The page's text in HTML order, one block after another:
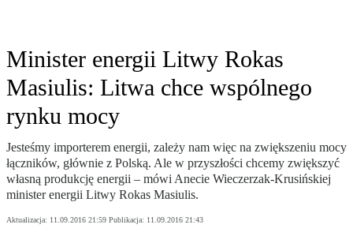
Minister energii Litwy Rokas
Masiulis: Litwa chce wspólnego
rynku mocy
Jesteśmy importerem energii, zależy nam więc na zwiększeniu mocy
łączników, głównie z Polską. Ale w przyszłości chcemy zwiększyć
własną produkcję energii – mówi Anecie Wieczerzak-Krusińskiej
minister energii Litwy Rokas Masiulis.
Aktualizacja: 11.09.2016 21:59 Publikacja: 11.09.2016 21:43